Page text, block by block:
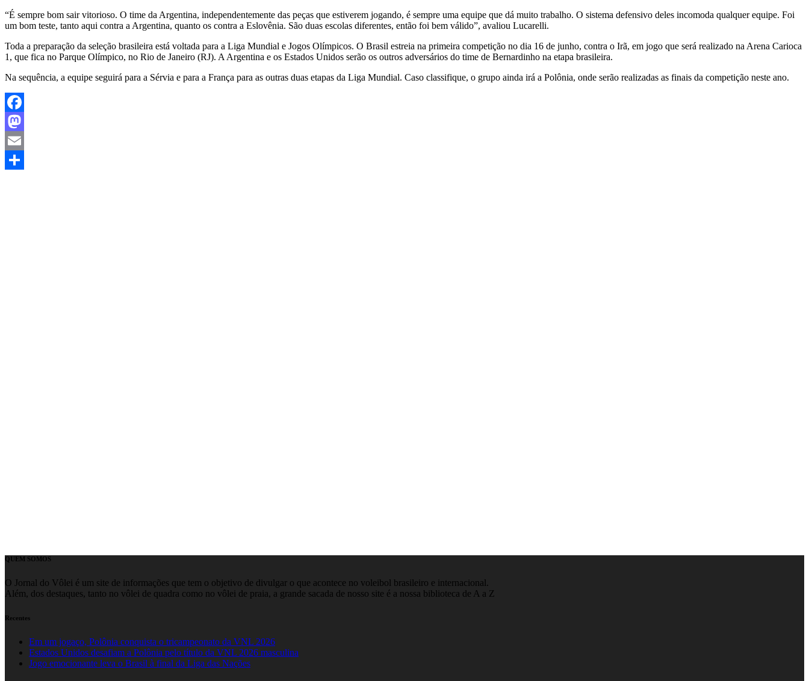
“É sempre bom sair vitorioso. O time da Argentina, independentemente das peças que estiverem jogando, é sempre uma equipe que dá muito trabalho. O sistema defensivo deles incomoda qualquer equipe. Foi
um bom teste, tanto aqui contra a Argentina, quanto os contra a Eslovênia. São duas escolas diferentes, então foi bem válido”, avaliou Lucarelli.
Toda a preparação da seleção brasileira está voltada para a Liga Mundial e Jogos Olímpicos. O Brasil estreia na primeira competição no dia 16 de junho, contra o Irã, em jogo que será realizado na Arena Carioca
1, que fica no Parque Olímpico, no Rio de Janeiro (RJ). A Argentina e os Estados Unidos serão os outros adversários do time de Bernardinho na etapa brasileira.
Na sequência, a equipe seguirá para a Sérvia e para a França para as outras duas etapas da Liga Mundial. Caso classifique, o grupo ainda irá a Polônia, onde serão realizadas as finais da competição neste ano.
Facebook
Mastodon
Email
QUEM SOMOS
O Jornal do Vôlei é um site de informações que tem o objetivo de divulgar o que acontece no voleibol brasileiro e internacional.
Além, dos destaques, tanto no vôlei de quadra como no vôlei de praia, a grande sacada de nosso site é a nossa biblioteca de A a Z
Recentes
Em um jogaço, Polônia conquista o tricampeonato da VNL 2026
Estados Unidos desafiam a Polônia pelo título da VNL 2026 masculina
Jogo emocionante leva o Brasil à final da Liga das Nações